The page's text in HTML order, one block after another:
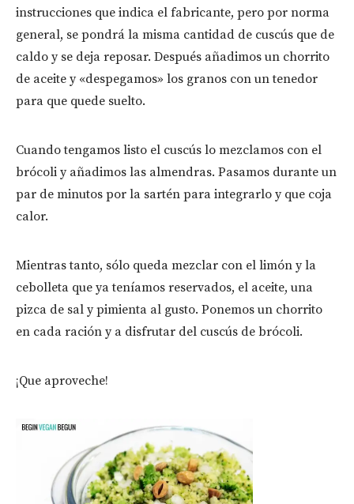
instrucciones que indica el fabricante, pero por norma
general, se pondrá la misma cantidad de cuscús que de
caldo y se deja reposar. Después añadimos un chorrito
de aceite y «despegamos» los granos con un tenedor
para que quede suelto.
Cuando tengamos listo el cuscús lo mezclamos con el
brócoli y añadimos las almendras. Pasamos durante un
par de minutos por la sartén para integrarlo y que coja
calor.
Mientras tanto, sólo queda mezclar con el limón y la
cebolleta que ya teníamos reservados, el aceite, una
pizca de sal y pimienta al gusto. Ponemos un chorrito
en cada ración y a disfrutar del cuscús de brócoli.
¡Que aproveche!